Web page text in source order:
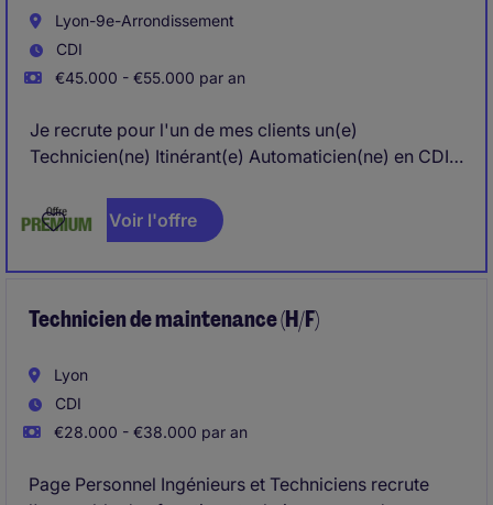
Lyon-9e-Arrondissement
CDI
€45.000 - €55.000 par an
Je recrute pour l'un de mes clients un(e)
Technicien(ne) Itinérant(e) Automaticien(ne) en CDI,
programmer et mettre en service des solutions
automatisées chez les clients, tout en assurant un
Voir l'offre
Technicien de maintenance (H/F)
Lyon
CDI
€28.000 - €38.000 par an
Page Personnel Ingénieurs et Techniciens recrute